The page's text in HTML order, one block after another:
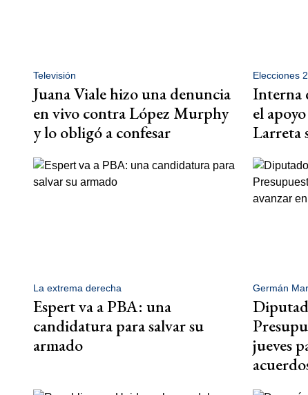
Televisión
Juana Viale hizo una denuncia
en vivo contra López Murphy
y lo obligó a confesar
Elecciones
Interna
el
Larreta
La extrema derecha
Espert va a PBA: una
candidatura para salvar su
armado
Germán
jueves